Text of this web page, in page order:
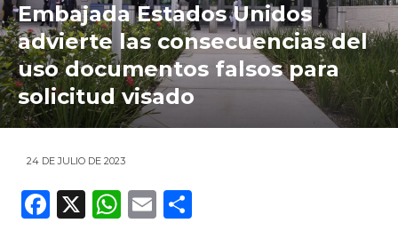
Embajada Estados Unidos
advierte las consecuencias del
uso documentos falsos para
solicitud visado
24 DE JULIO DE 2023
F
X
W E